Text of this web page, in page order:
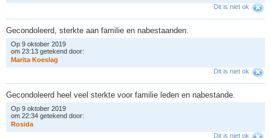
Dit is niet ok
Gecondoleerd, sterkte aan familie en nabestaanden.
Op 9 oktober 2019
om 23:13 getekend door:
Marita Koes ag
Dit is niet ok
Gecondoleerd heel veel sterkte voor familie leden en nabestande.
Op 9 oktober 2019
om 22:34 getekend door:
Rosida
Dit is niet ok